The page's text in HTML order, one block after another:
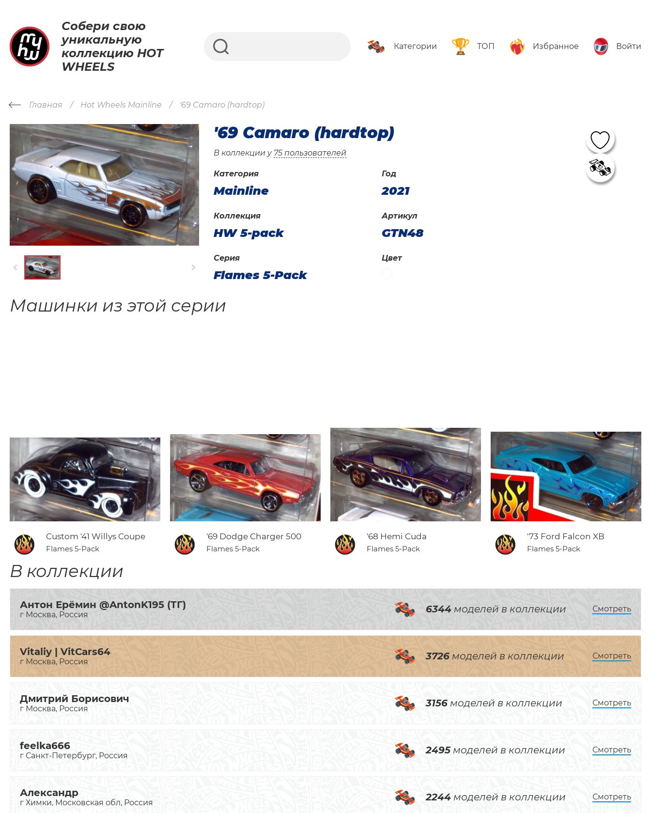
Собери свою
уникальную
коллекцию HOT
WHEELS
Категории ТОП Избранное Войти
Главная Hot Wheels Mainline '69 Camaro (hardtop)
'69 Camaro (hardtop)
В коллекции у 75 пользователей
Категория
Mainline
Год
2021
Коллекция
HW 5-pack
Артикул
GTN48
Серия
Flames 5-Pack
Цвет
Машинки из этой серии
Custom '41 Willys Coupe
Flames 5-Pack
'69 Dodge Charger 500
Flames 5-Pack
'68 Hemi Cuda
Flames 5-Pack
'73 Ford Falcon XB
Flames 5-Pack
В коллекции
Антон Ерёмин @AntonK195 (ТГ)
г Москва, Россия 6344 моделей в коллекции Смотреть
Vitaliy | VitCars64
г Москва, Россия 3726 моделей в коллекции Смотреть
Дмитрий Борисович
г Москва, Россия 3156 моделей в коллекции Смотреть
feelka666
г Санкт-Петербург, Россия 2495моделей в коллекции Смотреть
Александр
г Химки, Московская обл, Россия 2244 моделей в коллекции Смотреть